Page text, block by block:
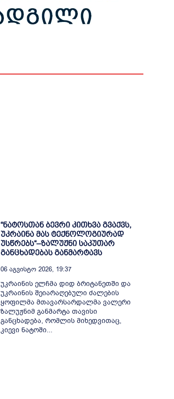
“ნატოსთან ბევრი კითხვა გვაქვს,
უკრაინა მას ტექნოლოგიურად
უსწრებს“–ზალუჟნი საკუთარ
განცხადებას განმარტავს
06 Აგვისტო 2026, 19:37
უკრაინის ელჩმა დიდ ბრიტანეთში და
უკრაინის შეიარაღებული ძალების
ყოფილმა მთავარსარდალმა ვალერი
ზალუჟნიმ განმარტა თავისი
განცხადება, რომლის მიხედვითაც,
კიევი ნატოში...